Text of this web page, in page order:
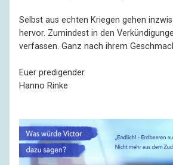
Selbst aus echten Kriegen gehen
hervor. Zumindest in den
verfassen. Ganz nach ihrem
Euer predigender
Hanno Rinke